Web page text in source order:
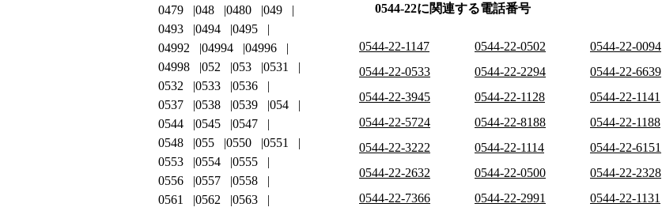
0544-22に関連する電話番号
0544-22-1147 0544-22-0502 0544-22-0094
0544-22-0533
0544-22-2294 0544-22-6639
0544-22-3945
0544-22-1128 0544-22-1141
0544-22-5724
0544-22-8188 0544-22-1188
0544-22-3222
0544-22-1114 0544-22-6151
0544-22-2632
0544-22-0500 0544-22-2328
0544-22-7366
0544-22-2991 0544-22-1131
0479
048 0480
049
0493
0494
0495
04992
04994
04996
04998
052 053
0531
0532
0533
0536
0537
0538 0539
054
0544
0545
0547
0548
055 0550
0551
0553
0554
0555
0556
0557
0558
0561
0562
0563